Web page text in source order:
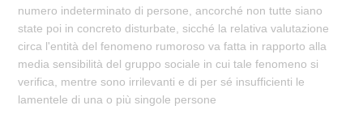
numero indeterminato di persone, ancorché non tutte siano
state poi in concreto disturbate, sicché la relativa valutazione
circa l'entità del fenomeno rumoroso va fatta in rapporto alla
media sensibilità del gruppo sociale in cui tale fenomeno si
verifica, mentre sono irrilevanti e di per sé insufficienti le
lamentele di una o più singole persone